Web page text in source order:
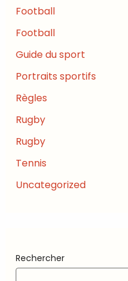
Football
Football
Guide du sport
Portraits sportifs
Règles
Rugby
Rugby
Tennis
Uncategorized
Rechercher